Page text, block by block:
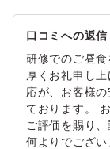
口コミへの返信
研修でのご昼食
厚くお礼申し
応が、お客様
ております。
ご評価を賜り
何よりでござ